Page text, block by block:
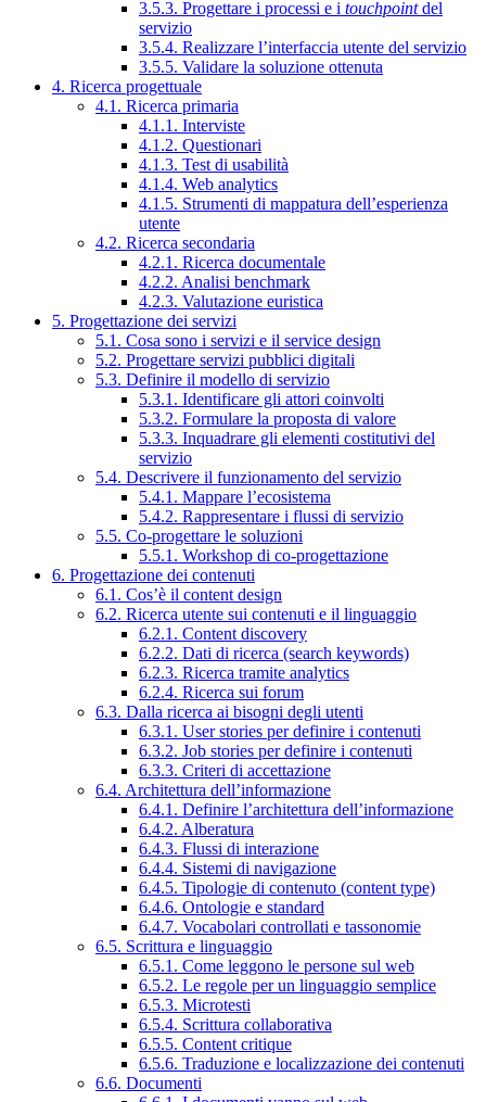
3.5.3. Progettare i processi e i touchpointdel
servizio
3.5.4. Realizzare l’interfaccia utente del servizio
3.5.5. Validare la soluzione ottenuta
4. Ricerca progettuale
4.1. Ricerca primaria
4.1.1. Interviste
4.1.2. Questionari
4.1.3. Test di usabilità
4.1.4. Web analytics
4.1.5. Strumenti di mappatura dell’esperienza
utente
4.2. Ricerca secondaria
4.2.1. Ricerca documentale
4.2.2. Analisi benchmark
4.2.3. Valutazione euristica
5. Progettazione dei servizi
5.1. Cosa sono i servizi e il service design
5.2. Progettare servizi pubblici digitali
5.3. Definire il modello di servizio
5.3.1. Identificare gli attori coinvolti
5.3.2. Formulare la proposta di valore
5.3.3. Inquadrare gli elementi costitutivi del
servizio
5.4. Descrivere il funzionamento del servizio
5.4.1. Mappare l’ecosistema
5.4.2. Rappresentare i flussi di servizio
5.5. Co-progettare le soluzioni
5.5.1. Workshop di co-progettazione
6. Progettazione dei contenuti
6.1. Cos’è il content design
6.2. Ricerca utente sui contenuti e il linguaggio
6.2.1. Content discovery
6.2.2. Dati di ricerca (search keywords)
6.2.3. Ricerca tramite analytics
6.2.4. Ricerca sui forum
6.3. Dalla ricerca ai bisogni degli utenti
6.3.1. User stories per definire i contenuti
6.3.2. Job stories per definire i contenuti
6.3.3. Criteri di accettazione
6.4. Architettura dell’informazione
6.4.1. Definire l’architettura dell’informazione
6.4.2. Alberatura
6.4.3. Flussi di interazione
6.4.4. Sistemi di navigazione
6.4.5. Tipologie di contenuto (content type)
6.4.6. Ontologie e standard
6.4.7. Vocabolari controllati e tassonomie
6.5. Scrittura e linguaggio
6.5.1. Come leggono le persone sul web
6.5.2. Le regole per un linguaggio semplice
6.5.3. Microtesti
6.5.4. Scrittura collaborativa
6.5.5. Content critique
6.5.6. Traduzione e localizzazione dei contenuti
6.6. Documenti